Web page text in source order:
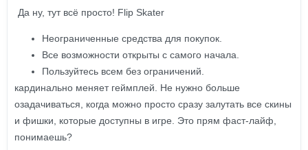
Да ну, тут всё просто! Flip Skater
Неограниченные средства для покупок.
Все возможности открыты с самого начала.
Пользуйтесь всем без ограничений.
кардинально меняет геймплей. Не нужно больше
озадачиваться, когда можно просто сразу залутать все скины
и фишки, которые доступны в игре. Это прям фаст-лайф,
понимаешь?